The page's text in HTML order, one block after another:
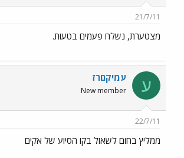
21/7/11
מצטערת, נשלח פעמים בטעות.
ע עמיקםרז
New member
22/7/11
ממליץ בחום לשאול בקו הסיוע של אקים